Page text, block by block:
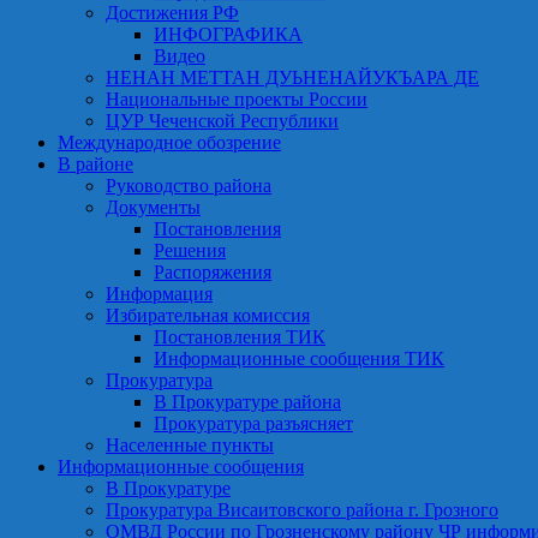
Достижения РФ
ИНФОГРАФИКА
Видео
НЕНАН МЕТТАН ДУЬНЕНАЙУКЪАРА ДЕ
Национальные проекты России
ЦУР Чеченской Республики
Международное обозрение
В районе
Руководство района
Документы
Постановления
Решения
Распоряжения
Информация
Избирательная комиссия
Постановления ТИК
Информационные сообщения ТИК
Прокуратура
В Прокуратуре района
Прокуратура разъясняет
Населенные пункты
Информационные сообщения
В Прокуратуре
Прокуратура Висаитовского района г. Грозного
ОМВД России по Грозненскому району ЧР